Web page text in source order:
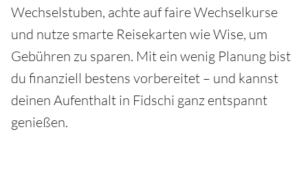
Wechselstuben, achte auf faire Wechselkurse
und nutze smarte Reisekarten wie Wise, um
Gebühren zu sparen. Mit ein wenig Planung bist
du finanziell bestens vorbereitet – und kannst
deinen Aufenthalt in Fidschi ganz entspannt
genießen.